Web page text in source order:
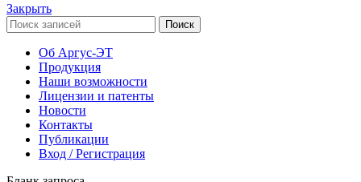
Закрыть
Поиск
Об Аргус-ЭТ
Продукция
Наши возможности
Лицензии и патенты
Новости
Контакты
Публикации
Вход / Регистрация